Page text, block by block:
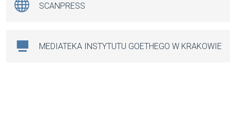
SCANPRESS
MEDIATEKA INSTYTUTU GOETHEGO W KRAKOWIE